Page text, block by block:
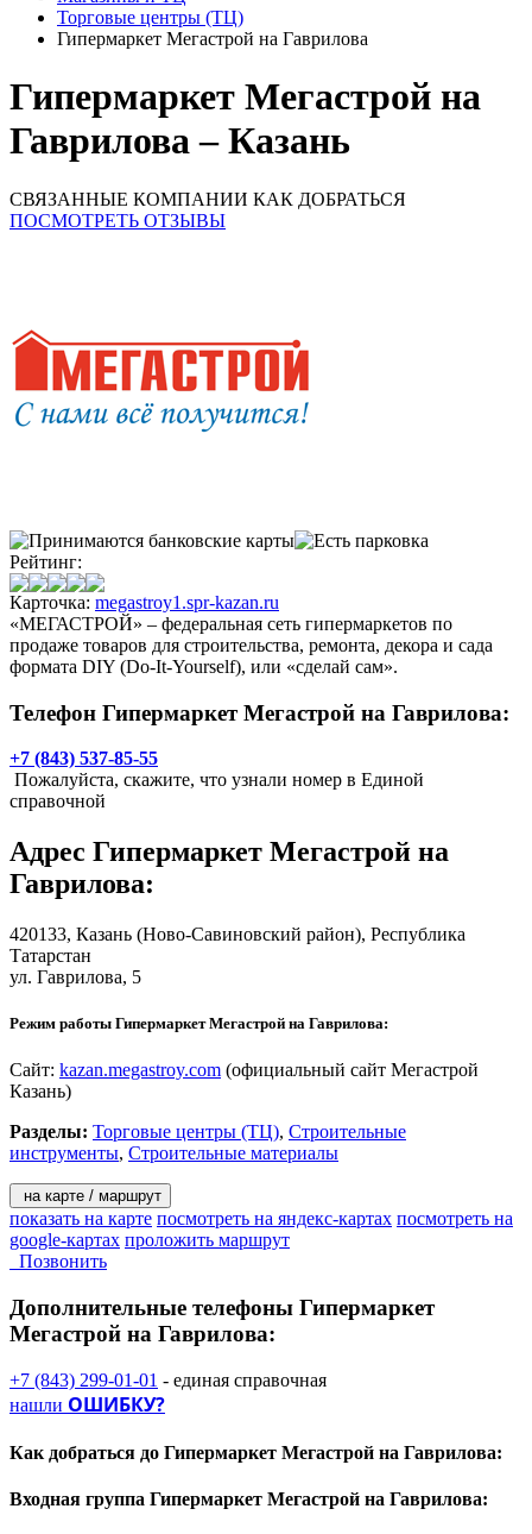
Торговые центры (ТЦ)
Гипермаркет Мегастрой на Гаврилова
Гипермаркет Мегастрой на
Гаврилова – Казань
СВЯЗАННЫЕ КОМПАНИИ КАК ДОБРАТЬСЯ
ПОСМОТРЕТЬ ОТЗЫВЫ
Рейтинг:
Карточка: megastroy1.spr-kazan.ru
«МЕГАСТРОЙ» – федеральная сеть гипермаркетов по
продаже товаров для строительства, ремонта, декора и сада
формата DIY (Do-It-Yourself), или «сделай сам».
Телефон Гипермаркет Мегастрой на Гаврилова:
+7 (843) 537-85-55
Пожалуйста, скажите, что узнали номер в Единой
справочной
Адрес Гипермаркет Мегастрой на
Гаврилова:
420133, Казань (Ново-Савиновский район), Республика
Татарстан
ул. Гаврилова, 5
Режим работы Гипермаркет Мегастрой на Гаврилова:
Сайт: kazan.megastroy.com (официальный сайт Мегастрой
Казань)
Разделы: Торговые центры (ТЦ), Строительные
инструменты, Строительные материалы
на карте / маршрут
показать на карте посмотреть на яндекс-картах посмотреть на
google-картах проложить маршрут
Позвонить
Дополнительные телефоны Гипермаркет
Мегастрой на Гаврилова:
+7 (843) 299-01-01 - единая справочная
нашли ОШИБКУ?
Как добраться до Гипермаркет Мегастрой на Гаврилова:
Входная группа Гипермаркет Мегастрой на Гаврилова: